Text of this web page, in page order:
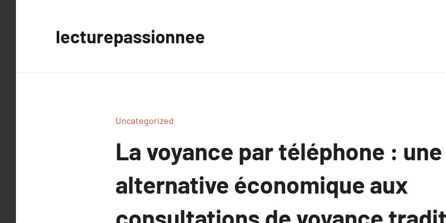
lecturepassionnee
Uncategorized
La voyance par téléphone : une
alternative économique aux